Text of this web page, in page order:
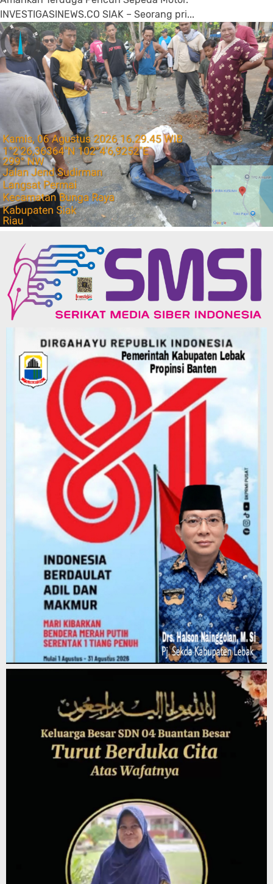
INVESTIGASINEWS.CO SIAK – Seorang pri...